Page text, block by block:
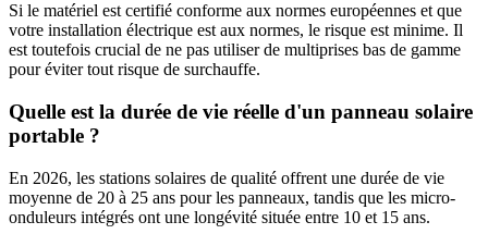
Si le matériel est certifié conforme aux normes européennes et que
votre installation électrique est aux normes, le risque est minime. Il
est toutefois crucial de ne pas utiliser de multiprises bas de gamme
pour éviter tout risque de surchauffe.
Quelle est la durée de vie réelle d'un panneau solaire
portable ?
En 2026, les stations solaires de qualité offrent une durée de vie
moyenne de 20 à 25 ans pour les panneaux, tandis que les micro-
onduleurs intégrés ont une longévité située entre 10 et 15 ans.